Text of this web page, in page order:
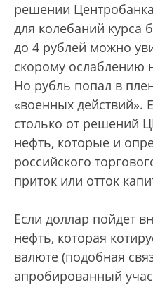
решении
для колебаний курса
до 4 рублей можно
скорому ослаблению
Но рубль попал в
«военных действий».
столько от решений
нефть, которые и
российского
приток или отток
Если доллар пойдет
нефть, которая
валюте (подобная
апробированный